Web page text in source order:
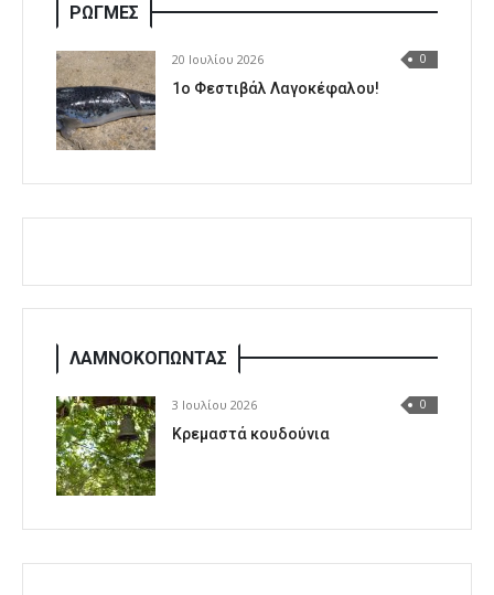
ΡΩΓΜΕΣ
20 Ιουλίου 2026 0
1o Φεστιβάλ Λαγοκέφαλου!
ΛΑΜΝΟΚΟΠΩΝΤΑΣ
3 Ιουλίου 2026 0
Κρεμαστά κουδούνια